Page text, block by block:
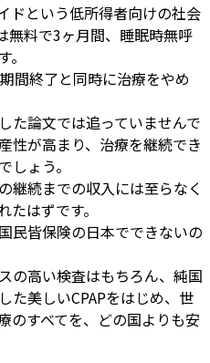
ドという低所得者向けの社会
無料で3ヶ月間、睡眠時無呼
間終了と同時に治療をやめ
た論文では追っていませんで
性が高まり、治療を継続でき
しょう。
継続までの収入には至らなく
はずです。
民皆保険の日本でできないの
の高い検査はもちろん、純国
た美しいCPAPをはじめ、世
のすべてを、どの国よりも安